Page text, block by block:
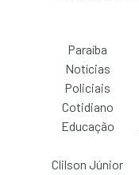
Paraíba
Notícias
Policiais
Cotidiano
Educação
Clilson Júnior